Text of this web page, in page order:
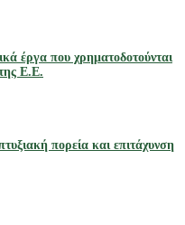
έργα που χρηματοδοτούνται
Ε.Ε.
πορεία και επιτάχυνση